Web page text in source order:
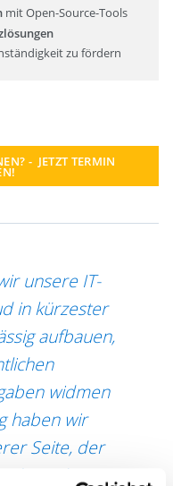
mit Open-Source-Tools
zu fördern
- JETZT TERMIN
unsere IT-
in kürzester
aufbauen,
widmen
haben wir
Seite, der
proaktiv